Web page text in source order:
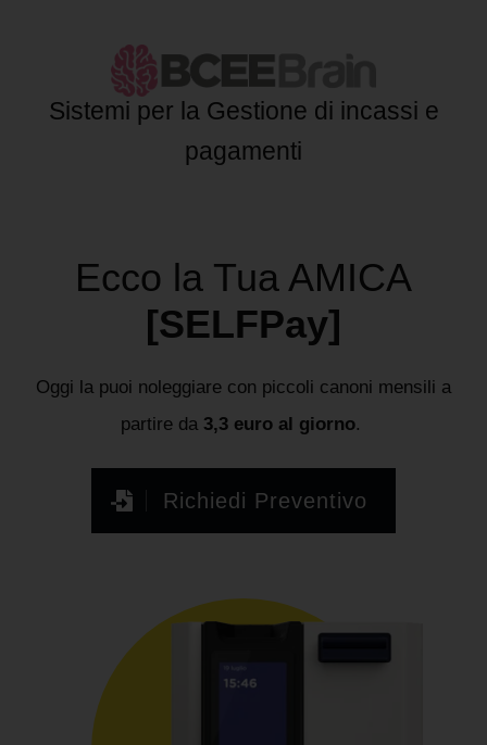
Sistemi per la Gestione di incassi e
pagamenti
Ecco la Tua AMICA
[SELFPay]
Oggi la puoi noleggiare con piccoli canoni mensili a
partire da 3,3 euro al giorno.
Richiedi Preventivo